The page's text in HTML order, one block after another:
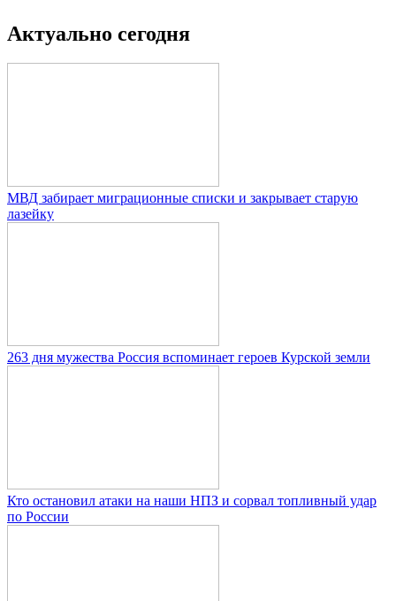
Актуально сегодня
МВД забирает миграционные списки и закрывает старую
лазейку
263 дня мужества Россия вспоминает героев Курской земли
Кто остановил атаки на наши НПЗ и сорвал топливный удар
по России